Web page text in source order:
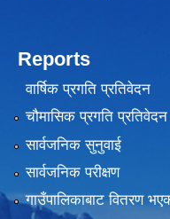
Reports
वार्षिक प्रगति प्रतिवेदन
चौमासिक प्रगति प्रतिवेदन
सार्वजनिक सुनुवाई
सार्वजनिक परीक्षण
गाउँपालिकाबाट वितरण